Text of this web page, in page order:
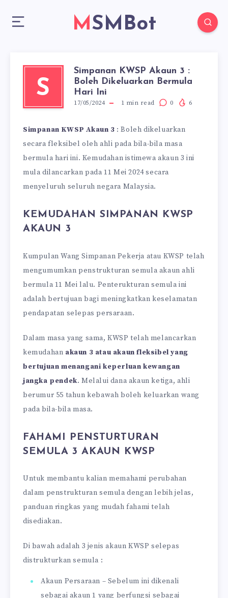
MSMBot
S
Simpanan KWSP Akaun 3 :
Boleh Dikeluarkan Bermula
Hari Ini
17/05/2024 1 min read 0 6
Simpanan KWSP Akaun 3 : Boleh dikeluarkan
secara fleksibel oleh ahli pada bila-bila masa
bermula hari ini. Kemudahan istimewa akaun 3 ini
mula dilancarkan pada 11 Mei 2024 secara
menyeluruh seluruh negara Malaysia.
KEMUDAHAN SIMPANAN KWSP
AKAUN 3
Kumpulan Wang Simpanan Pekerja atau KWSP telah
mengumumkan penstrukturan semula akaun ahli
bermula 11 Mei lalu. Penterukturan semula ini
adalah bertujuan bagi meningkatkan keselamatan
pendapatan selepas persaraan.
Dalam masa yang sama, KWSP telah melancarkan
kemudahan akaun 3 atau akaun fleksibel yang
bertujuan menangani keperluan kewangan
jangka pendek. Melalui dana akaun ketiga, ahli
berumur 55 tahun kebawah boleh keluarkan wang
pada bila-bila masa.
FAHAMI PENSTURTURAN
SEMULA 3 AKAUN KWSP
Untuk membantu kalian memahami perubahan
dalam penstrukturan semula dengan lebih jelas,
panduan ringkas yang mudah fahami telah
disediakan.
Di bawah adalah 3 jenis akaun KWSP selepas
distrukturkan semula :
Akaun Persaraan – Sebelum ini dikenali
sebagai akaun 1 yang berfungsi sebagai